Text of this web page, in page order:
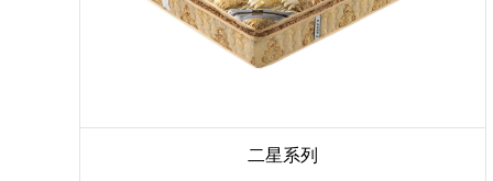
二星系列